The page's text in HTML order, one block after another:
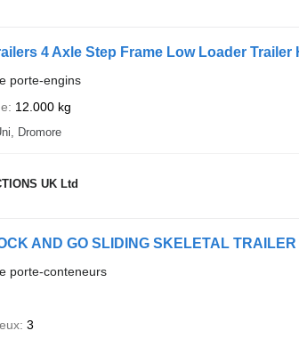
4 Axle Step Frame Low Loader Trailer
porte-engins
12.000 kg
Dromore
UK Ltd
AND GO SLIDING SKELETAL TRAILER
porte-conteneurs
3